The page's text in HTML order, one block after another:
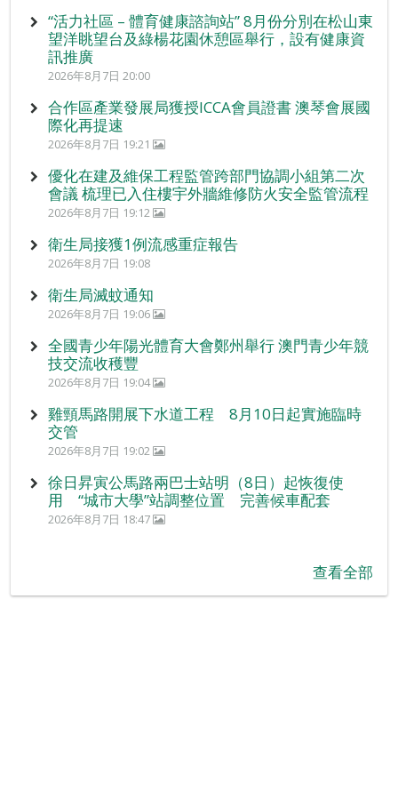
“活力社區 – 體育健康諮詢站” 8月份分別在松山東
望洋眺望台及綠楊花園休憩區舉行，設有健康資
訊推廣
2026年8月7日 20:00
合作區產業發展局獲授ICCA會員證書 澳琴會展國
際化再提速
2026年8月7日 19:21
優化在建及維保工程監管跨部門協調小組第二次
會議 梳理已入住樓宇外牆維修防火安全監管流程
2026年8月7日 19:12
衛生局接獲1例流感重症報告
2026年8月7日 19:08
衛生局滅蚊通知
2026年8月7日 19:06
全國青少年陽光體育大會鄭州舉行 澳門青少年競
技交流收穫豐
2026年8月7日 19:04
雞頸馬路開展下水道工程 8月10日起實施臨時
交管
2026年8月7日 19:02
徐日昇寅公馬路兩巴士站明（8日）起恢復使
用 “城市大學”站調整位置 完善候車配套
2026年8月7日 18:47
查看全部